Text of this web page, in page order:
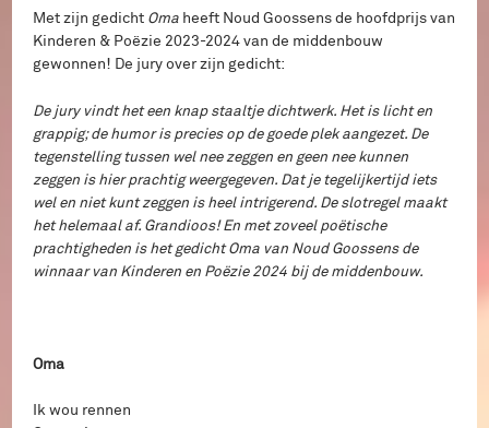
Met zijn gedicht Oma heeft Noud Goossens de hoofdprijs van
Kinderen & Poëzie 2023-2024 van de middenbouw
gewonnen! De jury over zijn gedicht:
De jury vindt het een knap staaltje dichtwerk. Het is licht en
grappig; de humor is precies op de goede plek aangezet. De
tegenstelling tussen wel nee zeggen en geen nee kunnen
zeggen is hier prachtig weergegeven. Dat je tegelijkertijd iets
wel en niet kunt zeggen is heel intrigerend. De slotregel maakt
het helemaal af. Grandioos! En met zoveel poëtische
prachtigheden is het gedicht Oma van Noud Goossens de
winnaar van Kinderen en Poëzie 2024 bij de middenbouw.
Oma
Ik wou rennen